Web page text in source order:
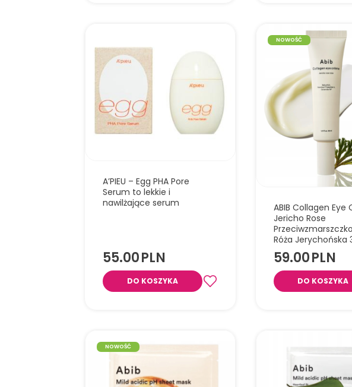
Delikatny kosmetyk 3w1 dla dzieci i
niemowląt, który myje ciało i włosy,
nawilża oraz koi wrażliwą skórę.
widoczność porów i nadaje efekt „egg
skin”. Intensywnie nawilża, wyrównuje
koloryt i jest odpowiednie dla każdego
rodzaju skóry, w tym wrażliwej.
A’PIEU – Egg PHA Pore
Serum to lekkie i
nawilżające serum
55.00PLN
DO KOSZYKA
NOWOŚĆ
ABIB Collagen Eye
Jericho Rose
Róża Jerychońska
59.00PLN
DO KOSZYKA
NOWOŚĆ